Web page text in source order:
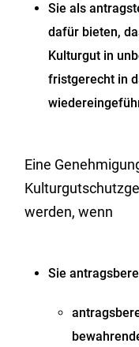
Sie als
dafür bieten,
Kulturgut in
fristgerecht in
Eine
werden, wenn
Sie